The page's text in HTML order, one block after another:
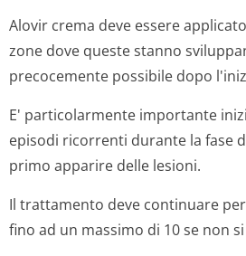
Alovir crema deve essere
zone dove queste stanno
precocemente possibile dopo
E' particolarmente importante
episodi ricorrenti durante la fase
primo apparire delle lesioni.
Il trattamento deve continuare
fino ad un massimo di 10 se non